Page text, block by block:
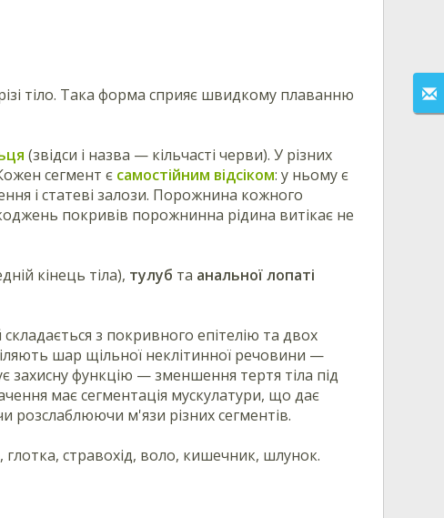
тіло. Така форма сприяє швидкому плаванню
(звідси і назва — кільчасті черви). У різних
сегмент є самостійним відсіком: у ньому є
і статеві залози. Порожнина кожного
покривів порожнинна рідина витікає не
кінець тіла), тулуб та анальної лопаті
з покривного епітелію та двох
шар щільної неклітинної речовини —
захисну функцію — зменшення тертя тіла під
має сегментація мускулатури, що дає
розслаблюючи м'язи різних сегментів.
стравохід, воло, кишечник, шлунок.